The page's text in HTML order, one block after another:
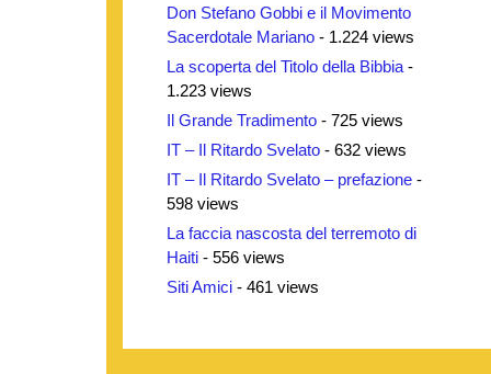
Don Stefano Gobbi e il Movimento
Sacerdotale Mariano - 1.224 views
La scoperta del Titolo della Bibbia -
1.223 views
Il Grande Tradimento - 725 views
IT – Il Ritardo Svelato - 632 views
IT – Il Ritardo Svelato – prefazione -
598 views
La faccia nascosta del terremoto di
Haiti - 556 views
Siti Amici - 461 views